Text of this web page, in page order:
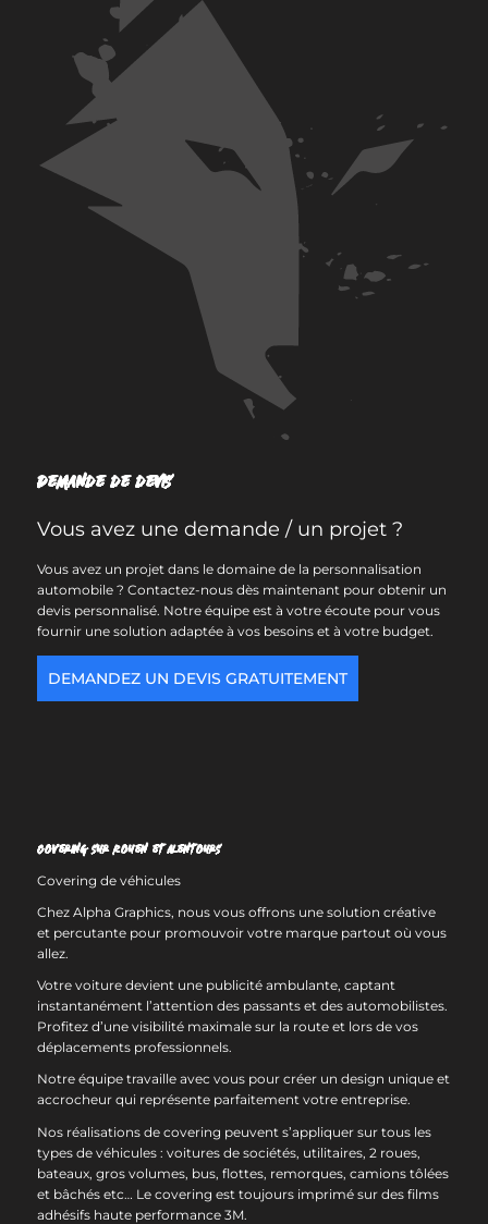
Demande de devis
Vous avez une demande / un projet ?
Vous avez un projet dans le domaine de la personnalisation
automobile ? Contactez-nous dès maintenant pour obtenir un
devis personnalisé. Notre équipe est à votre écoute pour vous
fournir une solution adaptée à vos besoins et à votre budget.
DEMANDEZ UN DEVIS GRATUITEMENT
Covering sur Rouen et alentours
Covering de véhicules
Chez Alpha Graphics, nous vous offrons une solution créative
et percutante pour promouvoir votre marque partout où vous
allez.
Votre voiture devient une publicité ambulante, captant
instantanément l’attention des passants et des automobilistes.
Profitez d’une visibilité maximale sur la route et lors de vos
déplacements professionnels.
Notre équipe travaille avec vous pour créer un design unique et
accrocheur qui représente parfaitement votre entreprise.
Nos réalisations de covering peuvent s’appliquer sur tous les
types de véhicules : voitures de sociétés, utilitaires, 2 roues,
bateaux, gros volumes, bus, flottes, remorques, camions tôlées
et bâchés etc… Le covering est toujours imprimé sur des films
adhésifs haute performance 3M.